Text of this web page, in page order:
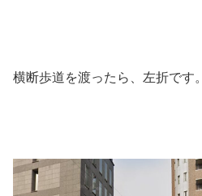
横断歩道を渡ったら、左折です。